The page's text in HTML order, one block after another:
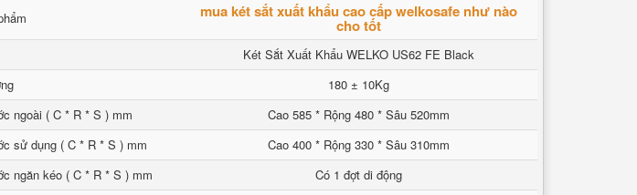
mua két sắt xuất khẩu cao cấp welkosafe như nào
cho tốt
Két Sắt Xuất Khẩu WELKO US62 FE Black
180 ± 10Kg
ngoài ( C * R * S ) mm
Cao 585 * Rộng 480 * Sâu 520mm
sử dụng ( C * R * S ) mm
Cao 400 * Rộng 330 * Sâu 310mm
ngăn kéo ( C * R * S ) mm
Có 1 đợt di động